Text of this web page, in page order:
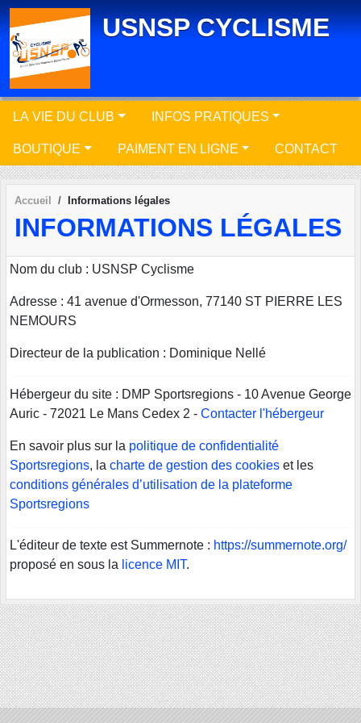
USNSP CYCLISME
LA VIE DU CLUB INFOS PRATIQUES
BOUTIQUE PAIMENT EN LIGNE CONTACT
Accueil Informations légales
INFORMATIONS LÉGALES
Nom du club : USNSP Cyclisme
Adresse : 41 avenue d'Ormesson, 77140 ST PIERRE LES
NEMOURS
Directeur de la publication : Dominique Nellé
Hébergeur du site : DMP Sportsregions - 10 Avenue George
Auric - 72021 Le Mans Cedex 2 - Contacter l'hébergeur
En savoir plus sur la politique de confidentialité
Sportsregions, la charte de gestion des cookies et les
conditions générales d’utilisation de la plateforme
Sportsregions
L'éditeur de texte est Summernote : https://summernote.org/
proposé en sous la licence MIT.
Panneau de gestion des cookies